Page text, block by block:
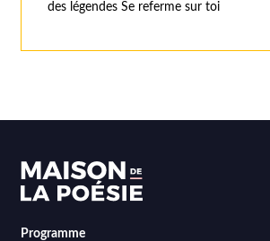
des légendes Se referme sur toi
Programme